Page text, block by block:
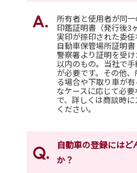
所有者と使用者が同一
印鑑証明書（発行後3
実印が捺印された委任
自動車保管場所証明
警察署より証明を受
以内のもの。当社で手
が必要です。その他
る場合や下取り車が
なケースに応じて必
で、詳しくは商談時
ください。
自動車の登録にはど
か？